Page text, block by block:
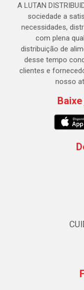
A LUTAN
sociedade a
necessidades,
com plena
distribuição de
desse tempo
clientes e
nosso